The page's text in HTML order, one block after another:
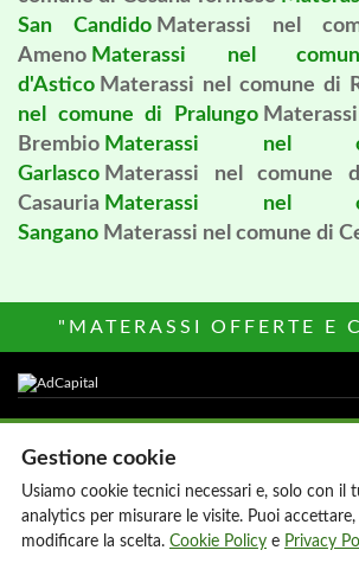
San Candido Materassi nel
Ameno Materassi nel
d'Astico Materassi nel comune di
nel comune di Pralungo
Brembio Materassi nel
Garlasco Materassi nel comune
Casauria Materassi nel
Sangano Materassi nel comune di
"MATERASSI OFFERTE E
Hair Stylist Italia
My Onlus
Hotels Italia
Gestione cookie
Usiamo cookie tecnici necessari e, solo con il
analytics per misurare le visite. Puoi
modificare la scelta. Cookie Policy e Privacy